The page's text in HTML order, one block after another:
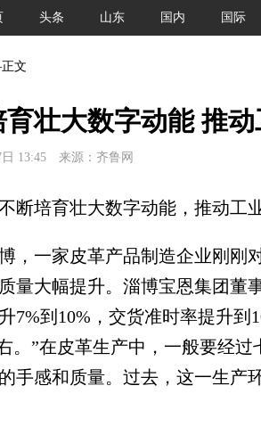
头条 山东 国内 国际
文
育壮大数字动能 推
日 13:45 来源：齐鲁网
培育壮大数字动能，推动工业
一家皮革产品制造企业刚刚
量大幅提升。淄博宝恩集团董
7%到10%，交货准时率提升
。”在皮革生产中，一般要经
手感和质量。过去，这一生产